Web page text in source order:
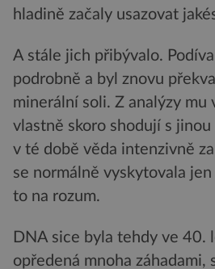
hladině začaly usazovat
A stále jich přibývalo.
podrobně a byl znovu
minerální soli. Z analýzy mu
vlastně skoro shodují s
v té době věda intenzivně
se normálně vyskytovala
to na rozum.
DNA sice byla tehdy ve 40.
opředená mnoha záhadami,